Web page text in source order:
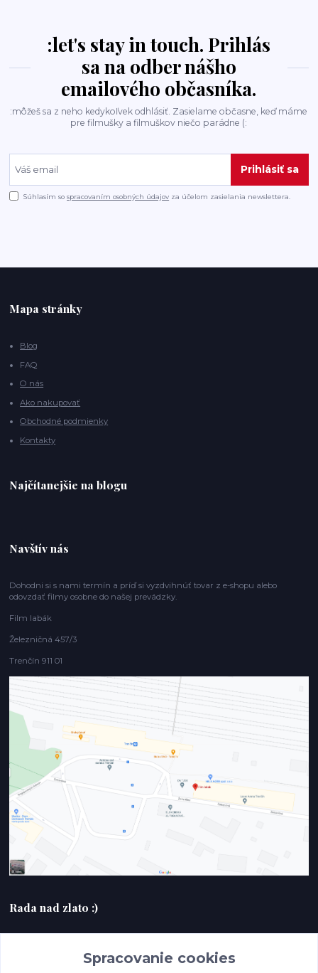
:let's stay in touch. Prihlás
sa na odber nášho
emailového občasníka.
:môžeš sa z neho kedykoľvek odhlásiť. Zasielame občasne, keď máme
pre filmušky a filmuškov niečo parádne (:
Prihlásiť sa
Súhlasím sospracovaním osobných údajov za účelom zasielania newslettera.
Mapa stránky
Blog
FAQ
O nás
Ako nakupovať
Obchodné podmienky
Kontakty
Najčítanejšie na blogu
Navštív nás
Dohodni si s nami termín a príď si vyzdvihnúť tovar z e-shopu alebo
odovzdať filmy osobne do našej prevádzky.
Film labák
Železničná 457/3
Trenčín 911 01
Rada nad zlato :)
Spracovanie cookies